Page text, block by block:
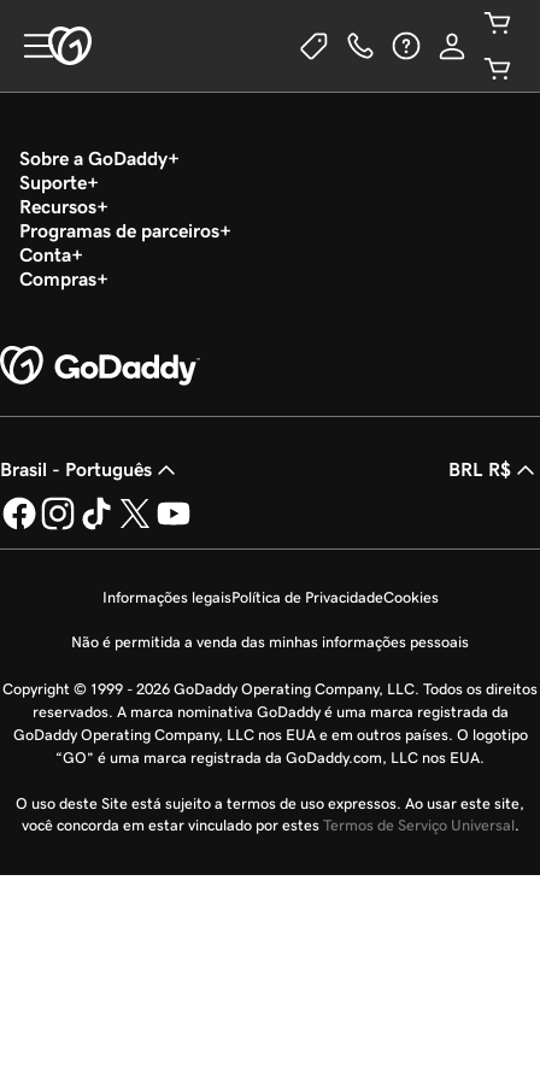
Sobre a GoDaddy
Suporte
Recursos
Programas de parceiros
Conta
Compras
Brasil - Português BRL R$
Informações legaisPolítica de PrivacidadeCookies
Não é permitida a venda das minhas informações pessoais
Copyright © 1999 - 2026 GoDaddy Operating Company, LLC. Todos os direitos
reservados. A marca nominativa GoDaddy é uma marca registrada da
GoDaddy Operating Company, LLC nos EUA e em outros países. O logotipo
“GO” é uma marca registrada da GoDaddy.com, LLC nos EUA.
O uso deste Site está sujeito a termos de uso expressos. Ao usar este site,
você concorda em estar vinculado por estes Termos de Serviço Universal.